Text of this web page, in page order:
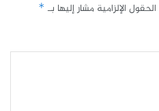
الحقول الإلزامية مشار إليها بـ *